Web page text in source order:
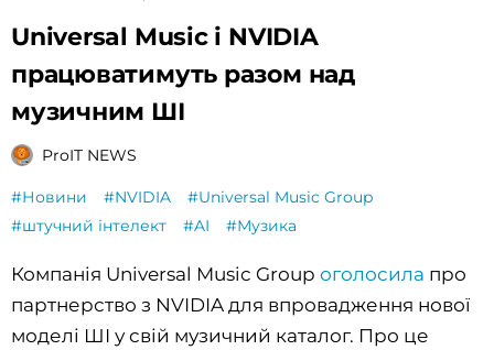
Universal Music і NVIDIA
працюватимуть разом над
музичним ШІ
ProIT NEWS
#Новини #NVIDIA
#Universal Music Group
#штучний інтелект
#AI #Музика
Компанія Universal Music Group оголосила про
партнерство з NVIDIA для впровадження нової
моделі ШІ у свій музичний каталог. Про це